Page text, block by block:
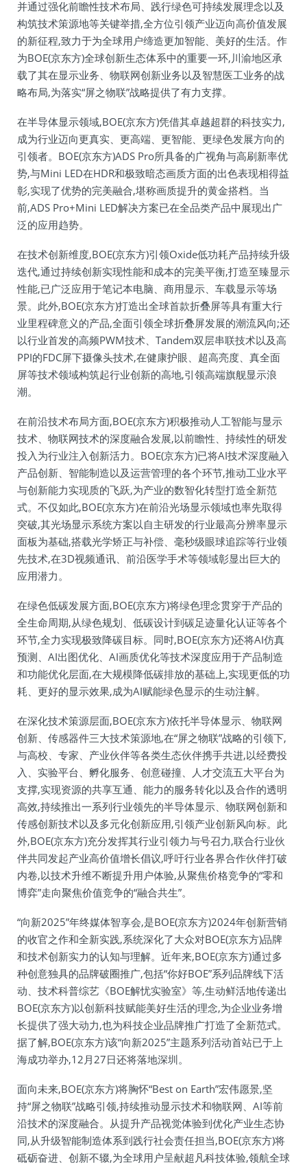
并通过强化前瞻性技术布局、践行绿色可持续发展理念以及
构筑技术策源地等关键举措,全方位引领产业迈向高价值发展
的新征程,致力于为全球用户缔造更加智能、美好的生活。作
为BOE(京东方)全球创新生态体系中的重要一环,川渝地区承
载了其在显示业务、物联网创新业务以及智慧医工业务的战
略布局,为落实“屏之物联”战略提供了有力支撑。
在半导体显示领域,BOE(京东方)凭借其卓越超群的科技实力,
成为行业迈向更真实、更高端、更智能、更绿色发展方向的
引领者。BOE(京东方)ADS Pro所具备的广视角与高刷新率优
势,与Mini LED在HDR和极致暗态画质方面的出色表现相得益
彰,实现了优势的完美融合,堪称画质提升的黄金搭档。当
前,ADS Pro+Mini LED解决方案已在全品类产品中展现出广
泛的应用趋势。
在技术创新维度,BOE(京东方)引领Oxide低功耗产品持续升级
迭代,通过持续创新实现性能和成本的完美平衡,打造至臻显示
性能,已广泛应用于笔记本电脑、商用显示、车载显示等场
景。此外,BOE(京东方)打造出全球首款折叠屏等具有重大行
业里程碑意义的产品,全面引领全球折叠屏发展的潮流风向;还
以行业首发的高频PWM技术、Tandem双层串联技术以及高
PPI的FDC屏下摄像头技术,在健康护眼、超高亮度、真全面
屏等技术领域构筑起行业创新的高地,引领高端旗舰显示浪
潮。
在前沿技术布局方面,BOE(京东方)积极推动人工智能与显示
技术、物联网技术的深度融合发展,以前瞻性、持续性的研发
投入为行业注入创新活力。BOE(京东方)已将AI技术深度融入
产品创新、智能制造以及运营管理的各个环节,推动工业水平
与创新能力实现质的飞跃,为产业的数智化转型打造全新范
式。不仅如此,BOE(京东方)在前沿光场显示领域也率先取得
突破,其光场显示系统方案以自主研发的行业最高分辨率显示
面板为基础,搭载光学矫正与补偿、毫秒级眼球追踪等行业领
先技术,在3D视频通讯、前沿医学手术等领域彰显出巨大的
应用潜力。
在绿色低碳发展方面,BOE(京东方)将绿色理念贯穿于产品的
全生命周期,从绿色规划、低碳设计到碳足迹量化认证等各个
环节,全力实现极致降碳目标。同时,BOE(京东方)还将AI仿真
预测、AI出图优化、AI画质优化等技术深度应用于产品制造
和功能优化层面,在大规模降低碳排放的基础上,实现更低的功
耗、更好的显示效果,成为AI赋能绿色显示的生动注解。
在深化技术策源层面,BOE(京东方)依托半导体显示、物联网
创新、传感器件三大技术策源地,在“屏之物联”战略的引领下,
与高校、专家、产业伙伴等各类生态伙伴携手共进,以经费投
入、实验平台、孵化服务、创意碰撞、人才交流五大平台为
支撑,实现资源的共享互通、能力的服务转化以及合作的透明
高效,持续推出一系列行业领先的半导体显示、物联网创新和
传感创新技术以及多元化创新应用,引领产业创新风向标。此
外,BOE(京东方)充分发挥其行业引领力与号召力,联合行业伙
伴共同发起产业高价值增长倡议,呼吁行业各界合作伙伴打破
内卷,以技术升维不断提升用户体验,从聚焦价格竞争的“零和
博弈”走向聚焦价值竞争的“融合共生”。
“向新2025”年终媒体智享会,是BOE(京东方)2024年创新营销
的收官之作和全新实践,系统深化了大众对BOE(京东方)品牌
和技术创新实力的认知与理解。近年来,BOE(京东方)通过多
种创意独具的品牌破圈推广,包括“你好BOE”系列品牌线下活
动、技术科普综艺《BOE解忧实验室》等,生动鲜活地传递出
BOE(京东方)以创新科技赋能美好生活的理念,为企业业务增
长提供了强大动力,也为科技企业品牌推广打造了全新范式。
据了解,BOE(京东方)该“向新2025”主题系列活动首站已于上
海成功举办,12月27日还将落地深圳。
面向未来,BOE(京东方)将胸怀“Best on Earth”宏伟愿景,坚
持“屏之物联”战略引领,持续推动显示技术和物联网、AI等前
沿技术的深度融合。从提升产品视觉体验到优化产业生态协
同,从升级智能制造体系到践行社会责任担当,BOE(京东方)将
砥砺奋进、创新不辍,为全球用户呈献超凡科技体验,领航全球